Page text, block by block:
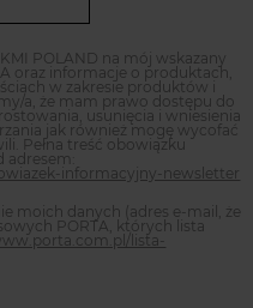
POLAND na mój wskazany
oraz informacje o produktach,
w zakresie produktów i
a, że mam prawo dostępu do
usunięcia i wniesienia
jak również mogę wycofać
Pełna treść obowiązku
informacyjny-newsletter
moich danych (adres e-mail, że
PORTA, których lista
lista-